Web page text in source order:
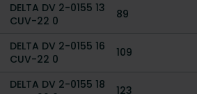
DELTA DV 2-0155 13
CUV-22 0
89
DELTA DV 2-0155 16
CUV-22 0
109
DELTA DV 2-0155 18
123